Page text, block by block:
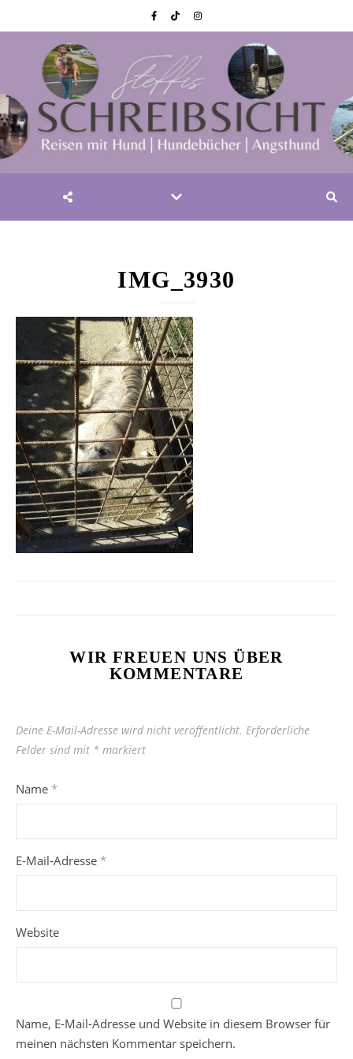
IMG_3930
WIR FREUEN UNS ÜBER
KOMMENTARE
Deine E-Mail-Adresse wird nicht veröffentlicht. Erforderliche
Felder sind mit * markiert
Name *
E-Mail-Adresse *
Website
Name, E-Mail-Adresse und Website in diesem Browser für
meinen nächsten Kommentar speichern.